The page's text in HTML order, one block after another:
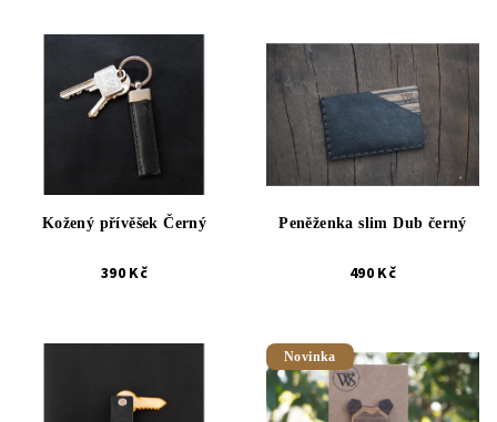
Kožený přívěšek Černý
390 Kč
Peněženka slim Dub černý
490 Kč
Novinka